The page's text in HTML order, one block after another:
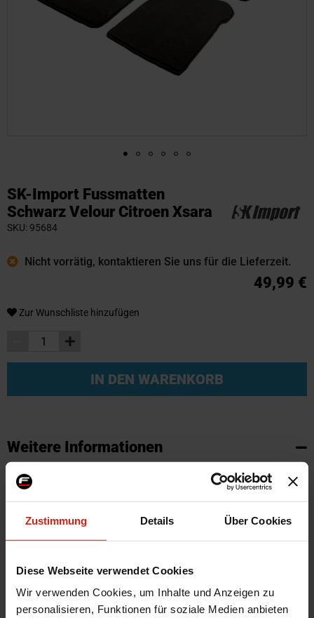
Zustimmung Details Über Cookies
Diese Webseite verwendet Cookies
Wir verwenden Cookies, um Inhalte und Anzeigen zu
personalisieren, Funktionen für soziale Medien anbieten
SK-Import Fussmatten
Schwarz Velour Citroen Xsara
SKU 95684
Nicht vorrätig, kontaktieren Sie uns für die Lieferzeit.
49,99 €
Zur Wunschliste hinzufügen
IN DEN WARENKORB
Anfang
der
Bildgalerie
Weitere Informationen
Weitere
Informationen
SKU
Zertifikat
Kein Gutachten oder ABE
Farbe
Schwarz
Automarkenname
Citroen